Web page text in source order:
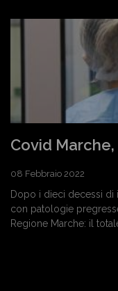
Covid
08 Febbraio 2022
Dopo i dieci decessi di
con patologie
Regione Marche: il